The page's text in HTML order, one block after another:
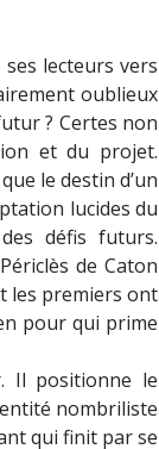
le destin d’un
lucides du
défis futurs.
de Caton
les premiers ont
pour qui prime
Il positionne le
nombriliste
qui finit par se
qui
à leur point de
donnant à
corse